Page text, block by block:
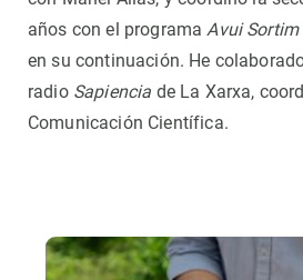
años con el programaAvui Sortim
en su continuación. He
radio Sapiencia de La Xarxa,
Comunicación Científica.